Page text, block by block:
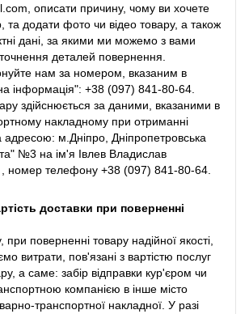
описати причину, чому ви хочете
та додати фото чи відео товару, а також
дані, за якими ми можемо з вами
деталей повернення.
нам за номером, вказаним в
інформація": +38 (097) 841-80-64.
здійснюється за даними, вказаними в
накладному при отриманні
адресою: м.Дніпро, Дніпропетровська
№3 на ім'я Івлев Владислав
номер телефону +38 (097) 841-80-64.
доставки при поверненні
поверненні товару надійної якості,
витрати, пов'язані з вартістю послуг
а саме: забір відправки кур'єром чи
компанією в інше місто
транспортної накладної. У разі